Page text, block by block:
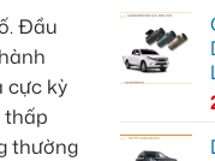
Đầu
cực kỳ
thấp
thường